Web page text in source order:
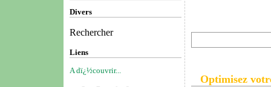
Divers
Rechercher
Liens
A dï¿½couvrir...
Optimisez